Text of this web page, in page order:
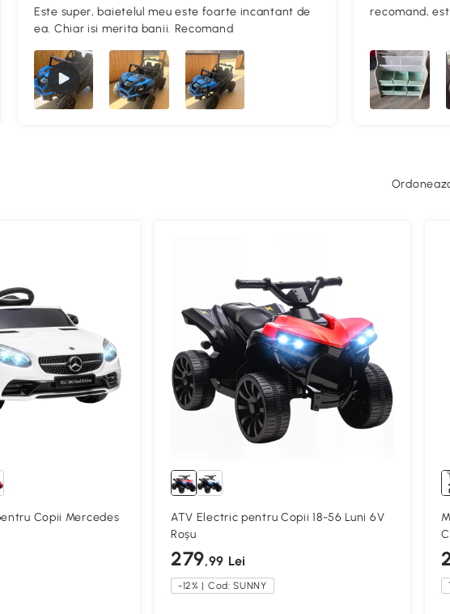
Este super, baietelul meu este foarte incantant de
ea. Chiar isi merita banii. Recomand
recomand,
Copii Mercedes
ATV Electric pentru Copii 18-56 Luni 6V
Roșu
279,99 Lei
-12% | Cod: SUNNY